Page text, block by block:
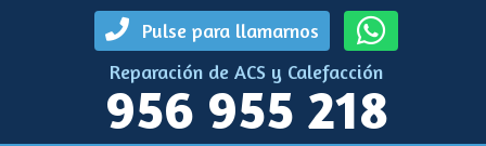
Pulse para llamarnos
Reparación de ACS y Calefacción
956 955 218